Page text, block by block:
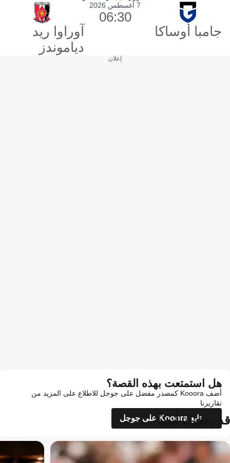
جامبا أوساكا
7 أغسطس 2026
06:30
آوراوا ريد
دياموندز
إعلان
هل استمتعت بهذه القصة؟
أضف Kooora كمصدر مفضل على جوجل للاطلاع على المزيد من
تقاريرنا
تابع Kooora على جوجل
قد يعجبك أيضاً